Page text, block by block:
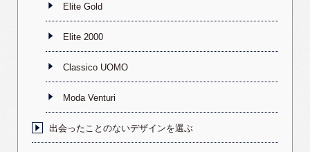
Elite Gold
Elite 2000
Classico UOMO
Moda Venturi
出会ったことのないデザインを選ぶ